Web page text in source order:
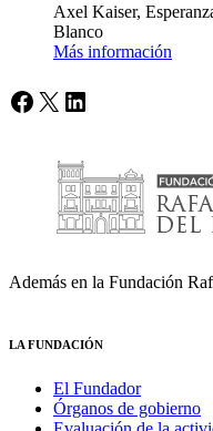
Axel Kaiser,
Blanco
Más información
Facebook
X LinkedIn
Además en la Fundación
LA FUNDACIÓN
El Fundador
Órganos de gobierno